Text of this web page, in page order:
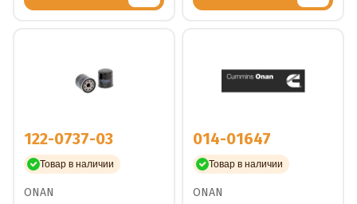
122-0737-03
Товар в наличии
ONAN
014-01647
Товар в наличии
ONAN